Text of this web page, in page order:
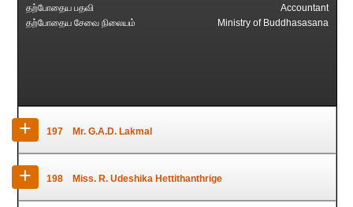
தற்போதைய பதவி
Accountant
தற்போதைய சேவை நிலையம்
Ministry of Buddhasasana
+ 197 Mr. G.A.D. Lakmal
தற்போதைய சேவை மூப்பு இல.
பிறந்த திகதி
Date of Entry To SLAS
+ 198 Miss. R. Udeshika Hettithanthrige